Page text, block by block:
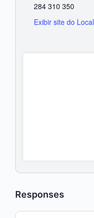
284 310 350
Exibir site do Local
Responses